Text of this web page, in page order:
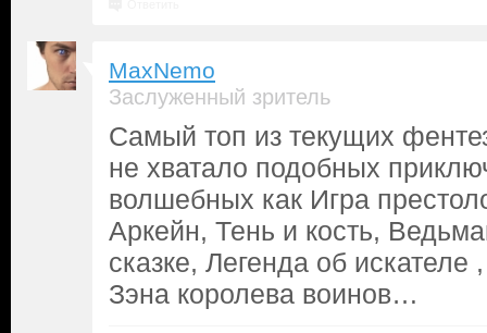
MaxNemo
Заслуженный зритель
Самый топ из текущих
не хватало подобных
волшебных как Игра
Аркейн, Тень и кость,
сказке, Легенда об
Зэна королева воинов…